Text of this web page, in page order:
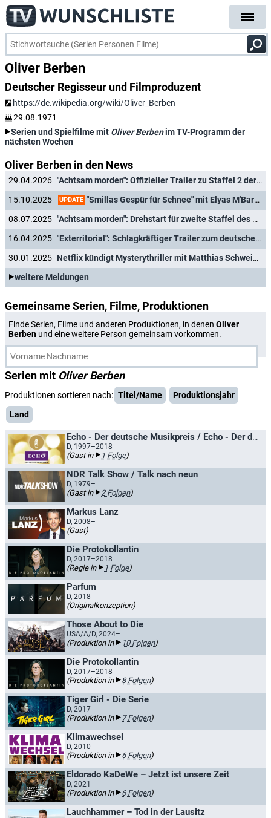
Oliver Berben
Deutscher Regisseur und Filmproduzent
https://de.wikipedia.org/wiki/Oliver_Berben
29.08.1971
Serien und Spielfilme mit Oliver Berbenim TV-Programm der
nächsten Wochen
Oliver Berben in den News
29.04.2026
"Achtsam morden": Offizieller Trailer zu Staffel 2 der Netflix-Krimikomödie enthüllt
15.10.2025
UPDATE "Smillas Gespür für Schnee" mit Elyas M'Barek ("Fack ju Göhte") kommt zu MagentaTV
08.07.2025
"Achtsam morden": Drehstart für zweite Staffel des Netflix-Serienhits mit Tom Schilling
16.04.2025
"Exterritorial": Schlagkräftiger Trailer zum deutschen Netflix-Actionthriller enthüllt
30.01.2025
Netflix kündigt Mysterythriller mit Matthias Schweighöfer und weitere Filme an
weitere Meldungen
Gemeinsame Serien, Filme, Produktionen
Finde Serien, Filme und anderen Produktionen, in denen Oliver
Berben und eine weitere Person gemeinsam vorkommen.
Serien mit Oliver Berben
Produktionen sortieren nach: Titel/Name
Produktionsjahr
Land
Echo - Der deutsche Musikpreis / Echo - Der deutsche Schallplattenpreis
D, 1997–2018
(Gast in 1 Folge)
NDR Talk Show / Talk nach neun
D, 1979–
(Gast in 2 Folgen)
Markus Lanz
D, 2008–
(Gast)
Die Protokollantin
D, 2017–2018
(Regie in 1 Folge)
Parfum
D, 2018
(Originalkonzeption)
Those About to Die
USA/A/D, 2024–
(Produktion in 10 Folgen)
Die Protokollantin
D, 2017–2018
(Produktion in 8 Folgen)
Tiger Girl - Die Serie
D, 2017
(Produktion in 7 Folgen)
Klimawechsel
D, 2010
(Produktion in 6 Folgen)
Eldorado KaDeWe – Jetzt ist unsere Zeit
D, 2021
(Produktion in 6 Folgen)
Lauchhammer – Tod in der Lausitz